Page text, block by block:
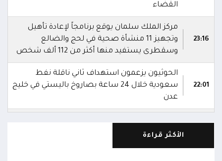
القضاء
23:16
مركز الملك سلمان يوقع برنامجاً لإعادة تأهيل
وتجهيز 11 منشأة صحية في لحج والضالع
وسقطرى يستفيد منها أكثر من 112 ألف شخص
22:01
الحوثيون يزعمون استهداف ثاني ناقلة نفط
سعودية خلال 24 ساعة بصاروخ باليستي في خليج
عدن
الانتهاء وإمدادات الغاز ستعود تدريجياً لتغطية
الأكثر قراءة